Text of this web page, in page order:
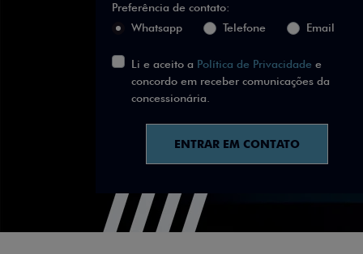
Preferência de contato:
Whatsapp
Telefone Email
Li e aceito a Política de Privacidade e
concordo em receber comunicações da
concessionária.
ENTRAR EM CONTATO